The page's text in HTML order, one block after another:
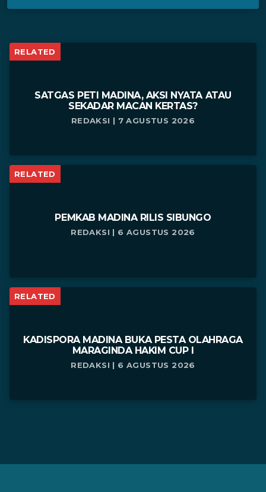
RELATED
SATGAS PETI MADINA, AKSI NYATA ATAU
SEKADAR MACAN KERTAS?
REDAKSI | 7 AGUSTUS 2026
RELATED
PEMKAB MADINA RILIS SIBUNGO
REDAKSI | 6 AGUSTUS 2026
RELATED
KADISPORA MADINA BUKA PESTA OLAHRAGA
MARAGINDA HAKIM CUP I
REDAKSI | 6 AGUSTUS 2026